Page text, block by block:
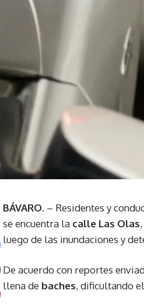
BÁVARO. – Residentes y
se encuentra la calle Las Olas
luego de las inundaciones y
De acuerdo con reportes
llena de baches, dificultando